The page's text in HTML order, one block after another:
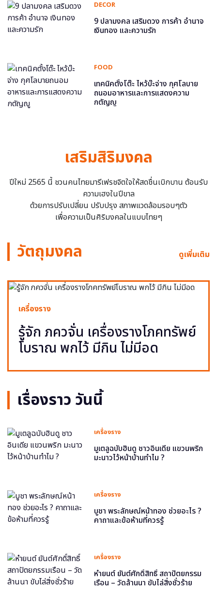
DECOR
9 ปลามงคล เสริมดวง การค้า อำนาจ
เงินทอง และความรัก
FOOD
เทคนิคตั้งโต๊ะ ไหว้บ๊ะจ่าง กุศโลบาย
ถนอมอาหารและการแสดงความ
กตัญญู
เสริมสิริมงคล
ปีใหม่ 2565 นี้ ชวนคนไทยมารีเฟรชจิตใจให้สดชื่นเบิกบาน ต้อนรับ
ความเฮงในปีขาล
ด้วยการปรับเปลี่ยน ปรับปรุง สภาพแวดล้อมรอบๆตัว
เพื่อความเป็นศิริมงคลในแบบไทยๆ
วัตถุมงคล ดูเพิ่มเติม
เครื่องราง
รู้จัก ภควจั่น เครื่องรางโภคทรัพย์
โบราณ พกไว้ มีกิน ไม่มีอด
เรื่องราว วันนี้
เครื่องราง
มูเตลูฉบับฮินดู ชาวอินเดีย แขวนพริก
มะนาวไว้หน้าบ้านทำไม ?
เครื่องราง
บูชา พระลักษณ์หน้าทอง ช่วยอะไร ?
คาถาและข้อห้ามที่ควรรู้
เครื่องราง
หำยนต์ ยันต์ศักดิ์สิทธิ์ สถาปัตยกรรม
เรือน – วัดล้านนา ขับไล่สิ่งชั่วร้าย